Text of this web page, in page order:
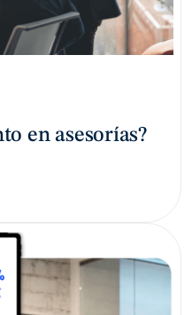
en asesorías?